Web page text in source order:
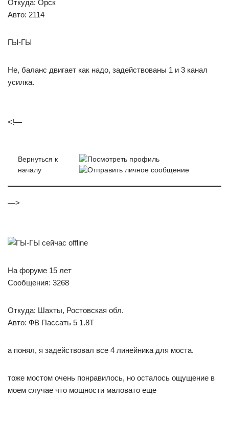
Откуда: Орск
Авто: 2114
ГЫ-ГЫ
Не, баланс двигает как надо, задействованы 1 и 3 канал
усилка.
<!—
Вернуться к
началу
—>
На форуме 15 лет
Сообщения: 3268
Откуда: Шахты, Ростовская обл.
Авто: ФВ Пассать 5 1.8Т
а понял, я задействовал все 4 линейника для моста.
тоже мостом очень понравилось, но осталось ощущение в
моем случае что мощности маловато еще